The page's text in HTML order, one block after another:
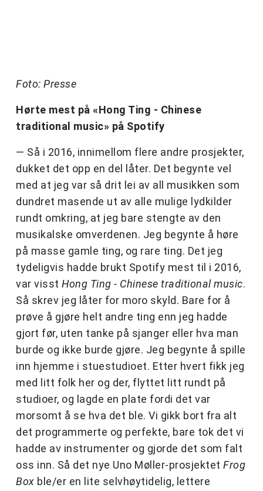
Foto: Presse
Hørte mest på «Hong Ting - Chinese
traditional music» på Spotify
— Så i 2016, innimellom flere andre prosjekter,
dukket det opp en del låter. Det begynte vel
med at jeg var så drit lei av all musikken som
dundret masende ut av alle mulige lydkilder
rundt omkring, at jeg bare stengte av den
musikalske omverdenen. Jeg begynte å høre
på masse gamle ting, og rare ting. Det jeg
tydeligvis hadde brukt Spotify mest til i 2016,
var visst Hong Ting - Chinese traditional music.
Så skrev jeg låter for moro skyld. Bare for å
prøve å gjøre helt andre ting enn jeg hadde
gjort før, uten tanke på sjanger eller hva man
burde og ikke burde gjøre. Jeg begynte å spille
inn hjemme i stuestudioet. Etter hvert fikk jeg
med litt folk her og der, flyttet litt rundt på
studioer, og lagde en plate fordi det var
morsomt å se hva det ble. Vi gikk bort fra alt
det programmerte og perfekte, bare tok det vi
hadde av instrumenter og gjorde det som falt
oss inn. Så det nye Uno Møller-prosjektet Frog
Box ble/er en lite selvhøytidelig, lettere